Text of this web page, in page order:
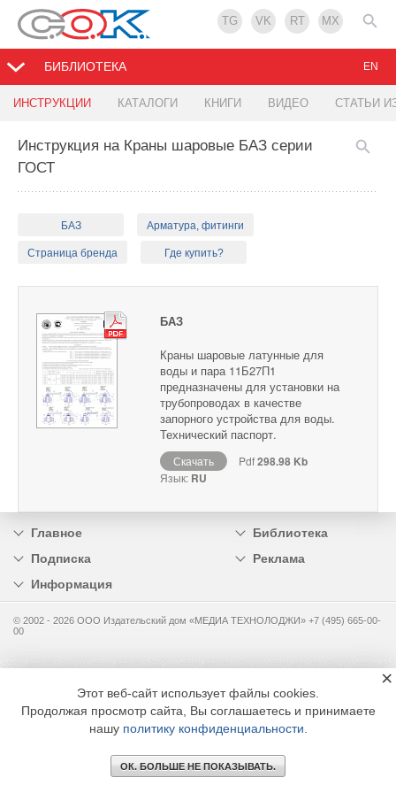
TG VK RT MX
БИБЛИОТЕКА
ИНСТРУКЦИИ КАТАЛОГИ КНИГИ ВИДЕО СТАТЬИ
EN
Инструкция на Краны шаровые БАЗ серии
ГОСТ
БАЗ Арматура, фитинги
Страница бренда Где купить?
БАЗ
Краны шаровые латунные для
воды и пара 11Б27П1
предназначены для установки на
трубопроводах в качестве
запорного устройства для воды.
Технический паспорт.
Скачать Pdf298.98 Kb
Язык: RU
Главное
Библиотека
Подписка
Реклама
Информация
© 2002 - 2026 OOO Издательский дом «МЕДИА ТЕХНОЛОДЖИ» +7 (495) 665-00-
00
Этот веб-сайт использует файлы cookies.
Продолжая просмотр сайта, Вы соглашаетесь и принимаете
нашу политику конфиденциальности
ОК. БОЛЬШЕ НЕ ПОКАЗЫВАТЬ.
×